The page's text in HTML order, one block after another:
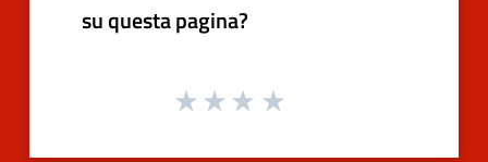
su questa pagina?